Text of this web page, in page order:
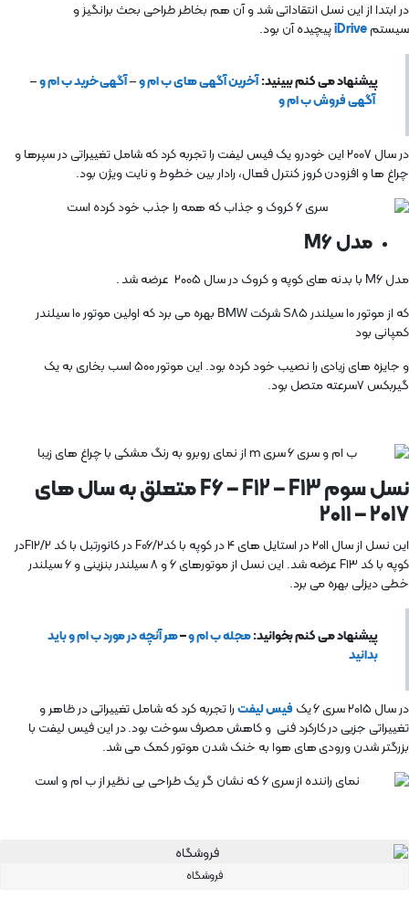
در ابتدا از این نسل انتقاداتی شد و آن هم بخاطر طراحی بحث برانگیز و
سیستمiDriveپیچیده آن بود.
پیشنهاد می کنم ببینید: آخرین آگهی های ب ام و–آگهی خرید ب ام و–
آگهی فروش ب ام و
در سال ۲۰۰۷ این خودرو یک فیس لیفت را تجربه کرد که شامل تغییراتی در سپرها و
چراغ ها و افزودن کروز کنترل فعال، رادار بین خطوط و نایت ویژن بود.
مدل M6
مدل M6 با بدنه های کوپه و کروک در سال 2005 عرضه شد .
که از موتور ۱۰ سیلندر S85 شرکت BMW بهره می برد که اولین موتور ۱۰ سیلندر
کمپانی بود
و جایزه های زیادی را نصیب خود کرده بود. این موتور ۵۰۰ اسب بخاری به یک
گیربکس ۷سرعته متصل بود.
نسل سوم F6 – F12 – F13 متعلق به سال های
۲۰۱۷ – ۲۰۱۱
این نسل از سال ۲۰۱۱ در استایل های ۴ در کوپه با کدF06/2 در کانورتبل با کد F12/2در
کوپه با کد F13 عرضه شد. این نسل از موتورهای ۶ و ۸ سیلندر بنزینی و ۶ سیلندر
خطی دیزلی بهره می برد.
پیشنهاد می کنم بخوانید:مجله ب ام و–هر آنچه در مورد ب ام و باید
بدانید
در سال ۲۰۱۵ سری ۶ یک فیس لیفترا تجربه کرد که شامل تغییراتی در ظاهر و
تغییراتی جزیی در کارکرد فنی و کاهش مصرف سوخت بود. در این فیس لیفت با
بزرگتر شدن ورودی های هوا به خنک شدن موتور کمک می شد.
فروشگاه